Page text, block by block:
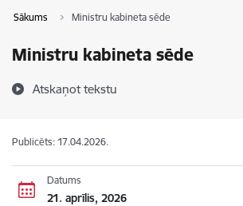
Sākums Ministru kabineta sēde
Ministru kabineta sēde
Atskaņot tekstu
Publicēts: 17.04.2026.
Datums
21. aprīlis, 2026